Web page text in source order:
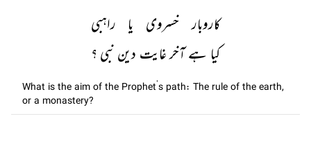
کاروبار خسروی یا راہبی
کیا ہے آخر غایت دین نبی ؟
What is the aim of the Prophet’s path: The rule of the earth,
or a monastery?